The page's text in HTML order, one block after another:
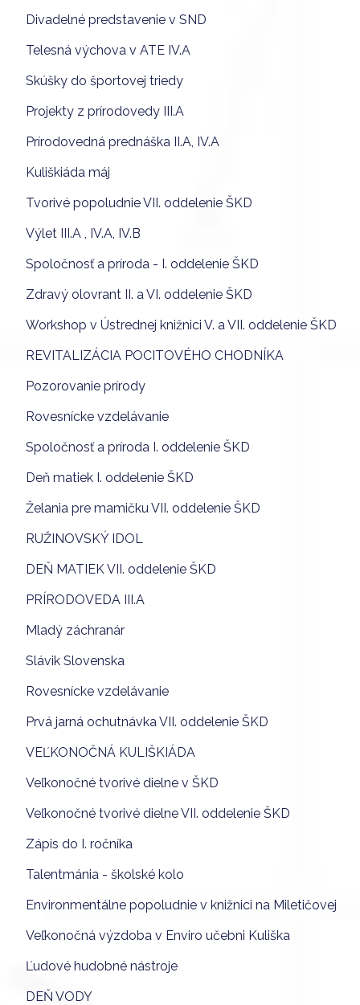
Divadelné predstavenie v SND
Telesná výchova v ATE IV.A
Skúšky do športovej triedy
Projekty z prírodovedy III.A
Prírodovedná prednáška II.A, IV.A
Kuliškiáda máj
Tvorivé popoludnie VII. oddelenie ŠKD
Výlet III.A , IV.A, IV.B
Spoločnosť a príroda - I. oddelenie ŠKD
Zdravý olovrant II. a VI. oddelenie ŠKD
Workshop v Ústrednej knižnici V. a VII. oddelenie ŠKD
REVITALIZÁCIA POCITOVÉHO CHODNÍKA
Pozorovanie prírody
Rovesnícke vzdelávanie
Spoločnosť a príroda I. oddelenie ŠKD
Deň matiek I. oddelenie ŠKD
Želania pre mamičku VII. oddelenie ŠKD
RUŽINOVSKÝ IDOL
DEŇ MATIEK VII. oddelenie ŠKD
PRÍRODOVEDA III.A
Mladý záchranár
Slávik Slovenska
Rovesnícke vzdelávanie
Prvá jarná ochutnávka VII. oddelenie ŠKD
VEĽKONOČNÁ KULIŠKIÁDA
Veľkonočné tvorivé dielne v ŠKD
Veľkonočné tvorivé dielne VII. oddelenie ŠKD
Zápis do I. ročníka
Talentmánia - školské kolo
Environmentálne popoludnie v knižnici na Miletičovej
Veľkonočná výzdoba v Enviro učebni Kuliška
Ľudové hudobné nástroje
DEŇ VODY